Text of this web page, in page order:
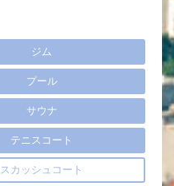
ジム
プール
サウナ
テニスコート
スカッシュコート